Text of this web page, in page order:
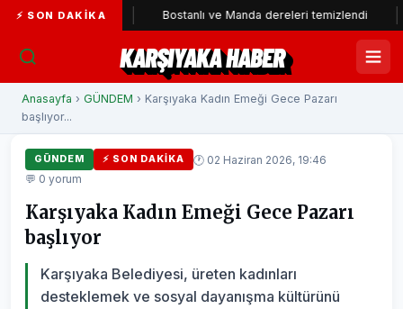
⚡ SON DAKIKA
katıldı Bostanlı ve Manda dereleri temizlendi
KARŞIYAKA HABER
Anasayfa › GÜNDEM › Karşıyaka Kadın Emeği Gece Pazarı
başlıyor...
GÜNDEM ⚡ SON DAKIKA
🕐 02 Haziran 2026, 19:46
💬 0 yorum
Karşıyaka Kadın Emeği Gece Pazarı
başlıyor
Karşıyaka Belediyesi, üreten kadınları
desteklemek ve sosyal dayanışma kültürünü